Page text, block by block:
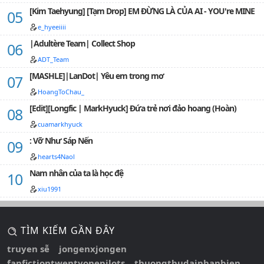
[Kim Taehyung] [Tạm Drop] EM ĐỪNG LÀ CỦA AI - YOU're MINE
e_hyeeiiii
|Adultère Team| Collect Shop
ADT_Team
[MASHLE]|LanDot| Yêu em trong mơ
HoangToChau_
[Edit][Longfic | MarkHyuck] Đứa trẻ nơi đảo hoang (Hoàn)
cuamarkhyuck
: Vỡ Như Sáp Nến
hearts4Naol
Nam nhân của ta là học đệ
xiu1991
TÌM KIẾM GẦN ĐÂY
truyen sễ
jongenxjongen